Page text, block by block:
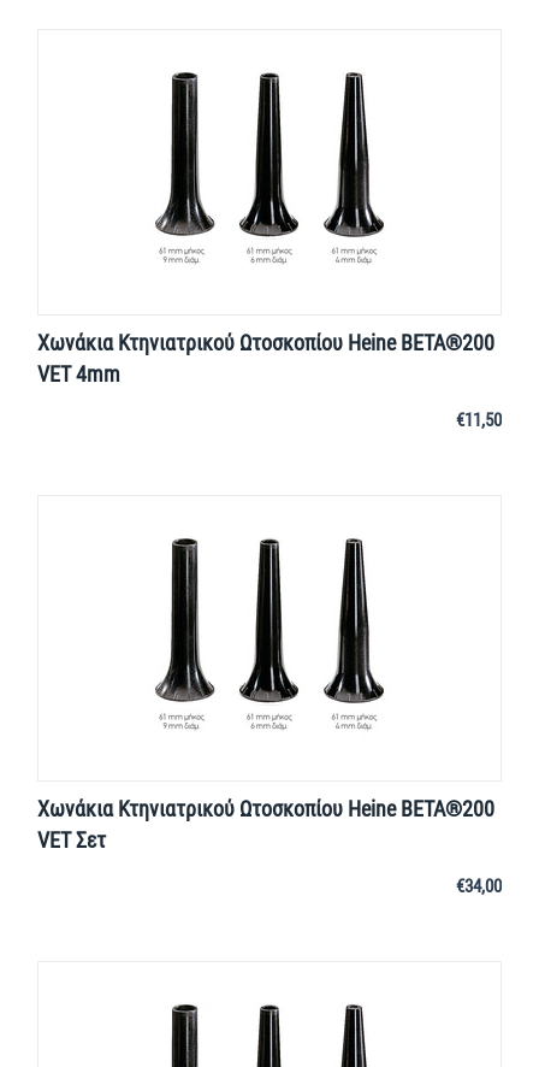
Χωνάκια Κτηνιατρικού Ωτοσκοπίου Heine BΕΤΑ®200
VET 4mm
€11,50
Χωνάκια Κτηνιατρικού Ωτοσκοπίου Heine BΕΤΑ®200
VET Σετ
€34,00